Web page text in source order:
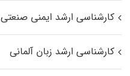
کارشناسی ارشد ایمنی صنعتی
کارشناسی ارشد زبان آلمانی